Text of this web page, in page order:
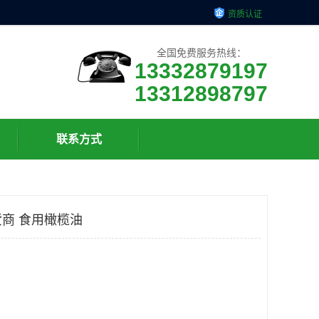
资质认证
全国免费服务热线：
13332879197
13312898797
联系方式
食用橄榄油